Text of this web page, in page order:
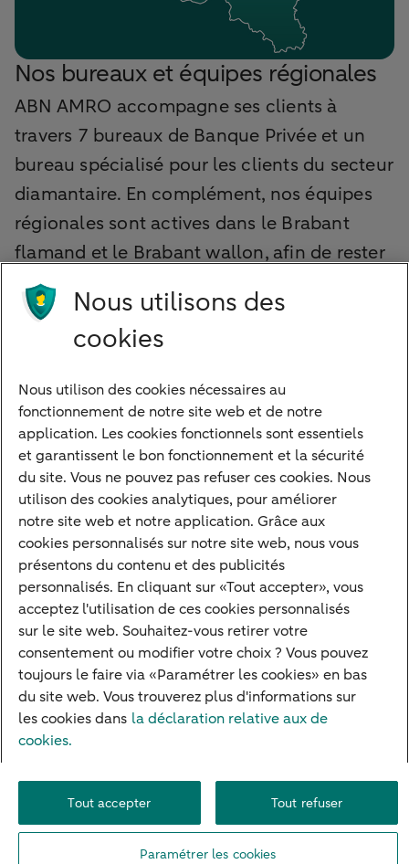
Nos bureaux et équipes régionales
ABN AMRO accompagne ses clients à
travers 7 bureaux de Banque Privée et un
bureau spécialisé pour les clients du secteur
diamantaire. En complément, nos équipes
régionales sont actives dans le Brabant
flamand et le Brabant wallon, afin de rester
proches de nos clients dans ces régions
également.
Contact
Prenez rendez-vous
Nos bureaux
Offre d'emploi
Vous avez des questions ?
Contact
Privacy Système de garantie des dépôts
© 2026 ABN AMRO
Nous utilisons des
cookies
Nous utilison des cookies nécessaires au
fonctionnement de notre site web et de notre
application. Les cookies fonctionnels sont essentiels
et garantissent le bon fonctionnement et la sécurité
du site. Vous ne pouvez pas refuser ces cookies. Nous
utilison des cookies analytiques, pour améliorer
notre site web et notre application. Grâce aux
cookies personnalisés sur notre site web, nous vous
présentons du contenu et des publicités
personnalisés. En cliquant sur «Tout accepter», vous
acceptez l'utilisation de ces cookies personnalisés
sur le site web. Souhaitez-vous retirer votre
consentement ou modifier votre choix ? Vous pouvez
toujours le faire via «Paramétrer les cookies» en bas
du site web. Vous trouverez plus d'informations sur
les cookies dans la déclaration relative aux de
cookies.
Tout accepter Tout refuser
Paramétrer les cookies